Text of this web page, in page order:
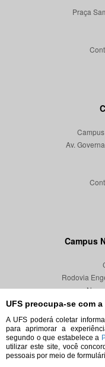
UFS preocupa-se com
A UFS poderá coletar
para aprimorar a
segundo o que estabelece a
utilizar este site, você
pessoais por meio de
Praça
Av.
Campus
Rodovia